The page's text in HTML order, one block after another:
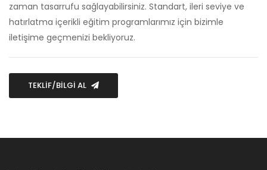
zaman tasarrufu sağlayabilirsiniz. Standart, ileri seviye ve
hatırlatma içerikli eğitim programlarımız için bizimle
iletişime geçmenizi bekliyoruz.
TEKLİF/BİLGİ AL